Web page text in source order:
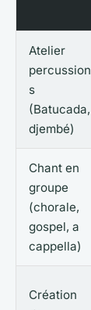
Atelier
percussion
s
(Batucada,
djembé)
Chant en
groupe
(chorale,
gospel, a
cappella)
Création